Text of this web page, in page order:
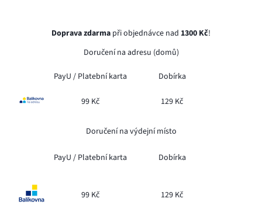
Doprava zdarma při objednávce nad 1300 Kč!
Doručení na adresu (domů)
PayU / Platební karta Dobírka
99 Kč 129 Kč
Doručení na výdejní místo
PayU / Platební karta Dobírka
99 Kč 129 Kč